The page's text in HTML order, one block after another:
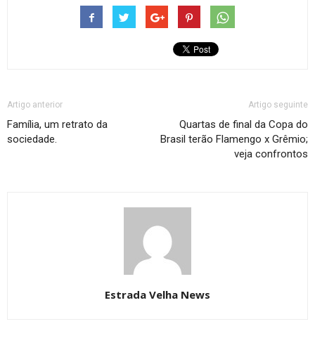
Artigo anterior
Família, um retrato da
sociedade.
Artigo seguinte
Quartas de final da Copa do
Brasil terão Flamengo x Grêmio;
veja confrontos
Estrada Velha News